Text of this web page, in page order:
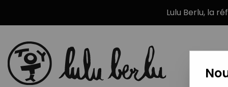
Lulu Berlu, la